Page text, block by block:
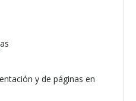
y de páginas en